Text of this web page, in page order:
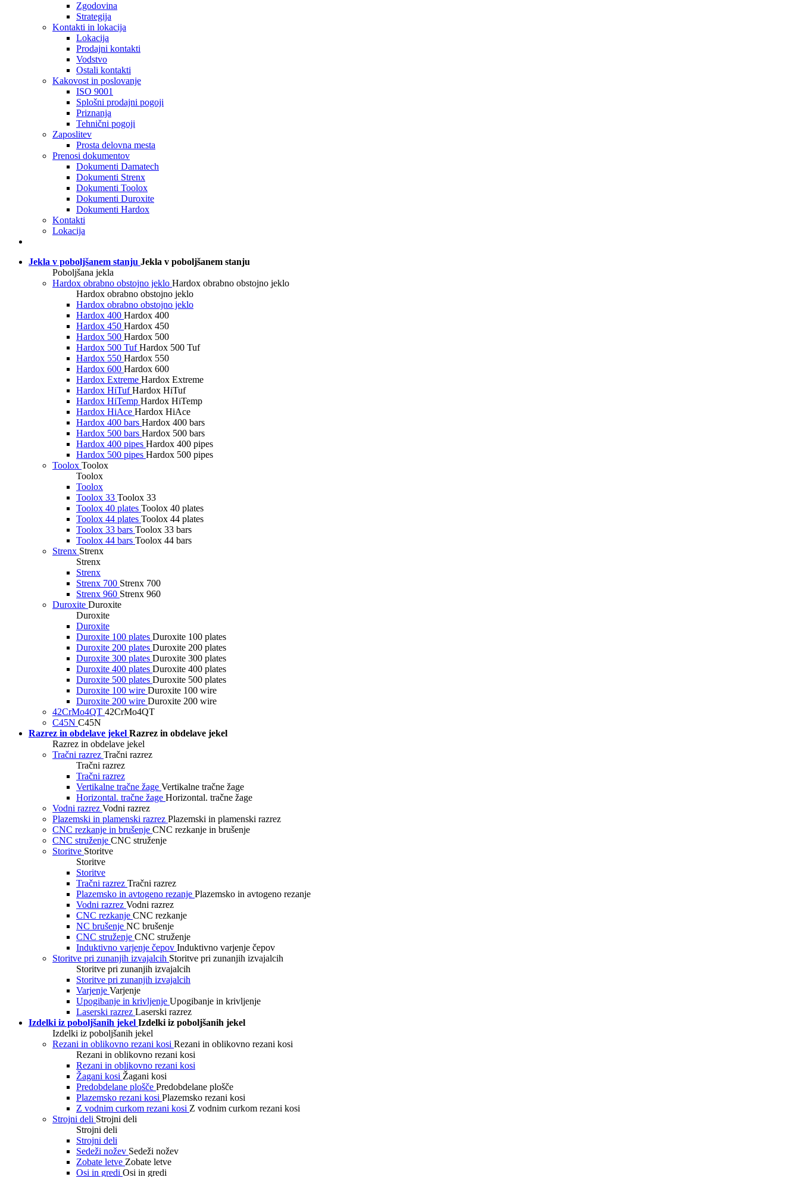
Zgodovina
Strategija
Kontakti in lokacija
Lokacija
Prodajni kontakti
Vodstvo
Ostali kontakti
Kakovost in poslovanje
ISO 9001
Splošni prodajni pogoji
Priznanja
Tehnični pogoji
Zaposlitev
Prosta delovna mesta
Prenosi dokumentov
Dokumenti Damatech
Dokumenti Strenx
Dokumenti Toolox
Dokumenti Duroxite
Dokumenti Hardox
Kontakti
Lokacija
Jekla v poboljšanem stanju Jekla v poboljšanem stanju
Poboljšana jekla
Hardox obrabno obstojno jeklo Hardox obrabno obstojno jeklo
Hardox obrabno obstojno jeklo
Hardox obrabno obstojno jeklo
Hardox 400 Hardox 400
Hardox 450 Hardox 450
Hardox 500 Hardox 500
Hardox 500 Tuf Hardox 500 Tuf
Hardox 550 Hardox 550
Hardox 600 Hardox 600
Hardox Extreme Hardox Extreme
Hardox HiTuf Hardox HiTuf
Hardox HiTemp Hardox HiTemp
Hardox HiAce Hardox HiAce
Hardox 400 bars Hardox 400 bars
Hardox 500 bars Hardox 500 bars
Hardox 400 pipes Hardox 400 pipes
Hardox 500 pipes Hardox 500 pipes
Toolox Toolox
Toolox
Toolox
Toolox 33 Toolox 33
Toolox 40 plates Toolox 40 plates
Toolox 44 plates Toolox 44 plates
Toolox 33 bars Toolox 33 bars
Toolox 44 bars Toolox 44 bars
Strenx Strenx
Strenx
Strenx
Strenx 700 Strenx 700
Strenx 960 Strenx 960
Duroxite Duroxite
Duroxite
Duroxite
Duroxite 100 plates Duroxite 100 plates
Duroxite 200 plates Duroxite 200 plates
Duroxite 300 plates Duroxite 300 plates
Duroxite 400 plates Duroxite 400 plates
Duroxite 500 plates Duroxite 500 plates
Duroxite 100 wire Duroxite 100 wire
Duroxite 200 wire Duroxite 200 wire
42CrMo4QT 42CrMo4QT
C45N C45N
Razrez in obdelave jekel Razrez in obdelave jekel
Razrez in obdelave jekel
Tračni razrez Tračni razrez
Tračni razrez
Tračni razrez
Vertikalne tračne žage Vertikalne tračne žage
Horizontal. tračne žage Horizontal. tračne žage
Vodni razrez Vodni razrez
Plazemski in plamenski razrez Plazemski in plamenski razrez
CNC rezkanje in brušenje CNC rezkanje in brušenje
CNC struženje CNC struženje
Storitve Storitve
Storitve
Storitve
Tračni razrez Tračni razrez
Plazemsko in avtogeno rezanje Plazemsko in avtogeno rezanje
Vodni razrez Vodni razrez
CNC rezkanje CNC rezkanje
NC brušenje NC brušenje
CNC struženje CNC struženje
Induktivno varjenje čepov Induktivno varjenje čepov
Storitve pri zunanjih izvajalcih Storitve pri zunanjih izvajalcih
Storitve pri zunanjih izvajalcih
Storitve pri zunanjih izvajalcih
Varjenje Varjenje
Upogibanje in krivljenje Upogibanje in krivljenje
Laserski razrez Laserski razrez
Izdelki iz poboljšanih jekel Izdelki iz poboljšanih jekel
Izdelki iz poboljšanih jekel
Rezani in oblikovno rezani kosi Rezani in oblikovno rezani kosi
Rezani in oblikovno rezani kosi
Rezani in oblikovno rezani kosi
Žagani kosi Žagani kosi
Predobdelane plošče Predobdelane plošče
Plazemsko rezani kosi Plazemsko rezani kosi
Z vodnim curkom rezani kosi Z vodnim curkom rezani kosi
Strojni deli Strojni deli
Strojni deli
Strojni deli
Sedeži nožev Sedeži nožev
Zobate letve Zobate letve
Osi in gredi Osi in gredi